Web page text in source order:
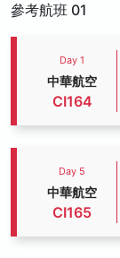
參考航班 01
Day 1
中華航空
CI164
Day 5
中華航空
CI165